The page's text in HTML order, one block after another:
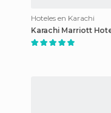
Hoteles en Karachi
Karachi Marriott